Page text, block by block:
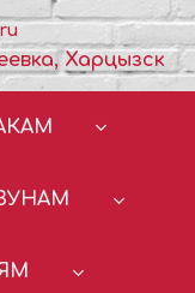
Харцызск